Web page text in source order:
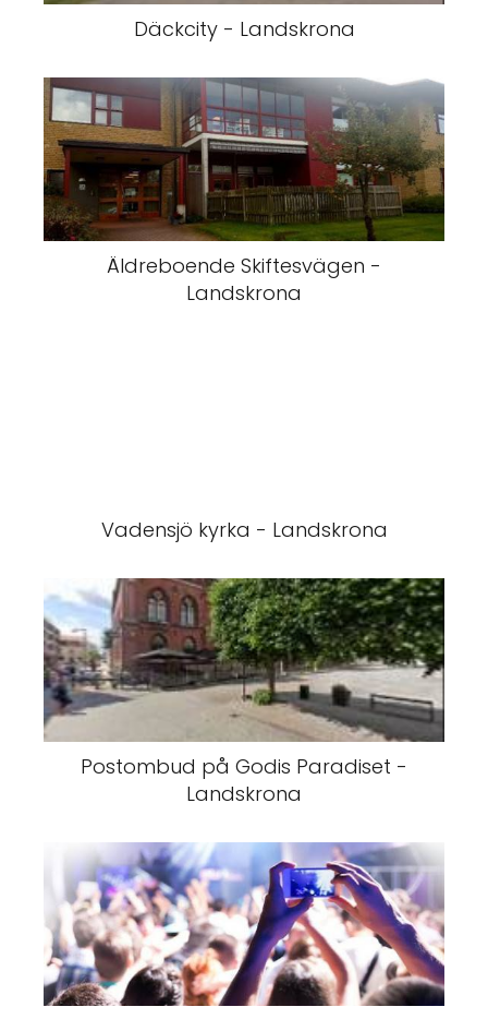
Däckcity - Landskrona
Äldreboende Skiftesvägen -
Landskrona
Vadensjö kyrka - Landskrona
Postombud på Godis Paradiset -
Landskrona